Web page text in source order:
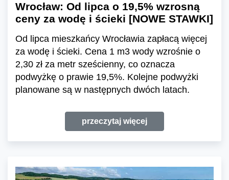
Wrocław: Od lipca o 19,5% wzrosną
ceny za wodę i ścieki [NOWE STAWKI]
Od lipca mieszkańcy Wrocławia zapłacą więcej
za wodę i ścieki. Cena 1 m3 wody wzrośnie o
2,30 zł za metr sześcienny, co oznacza
podwyżkę o prawie 19,5%. Kolejne podwyżki
planowane są w następnych dwóch latach.
przeczytaj więcej